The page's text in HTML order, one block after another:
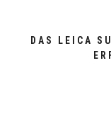
DAS LEICA